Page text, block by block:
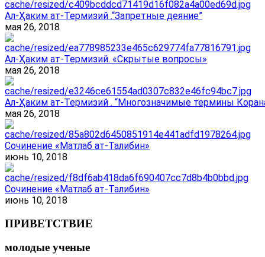
Ал-Ҳаким ат-Термизий .“Запретные деяние”
мая 26, 2018
Ал-Ҳаким ат-Термизий. «Скрытые вопросы»
мая 26, 2018
Ал-Ҳаким ат-Термизий . “Многозначимые термины
мая 26, 2018
Сочинение «Матлаб ат-Талибин»
июнь 10, 2018
Сочинение «Матлаб ат-Талибин»
июнь 10, 2018
ПРИВЕТСТВИЕ
молодые ученые